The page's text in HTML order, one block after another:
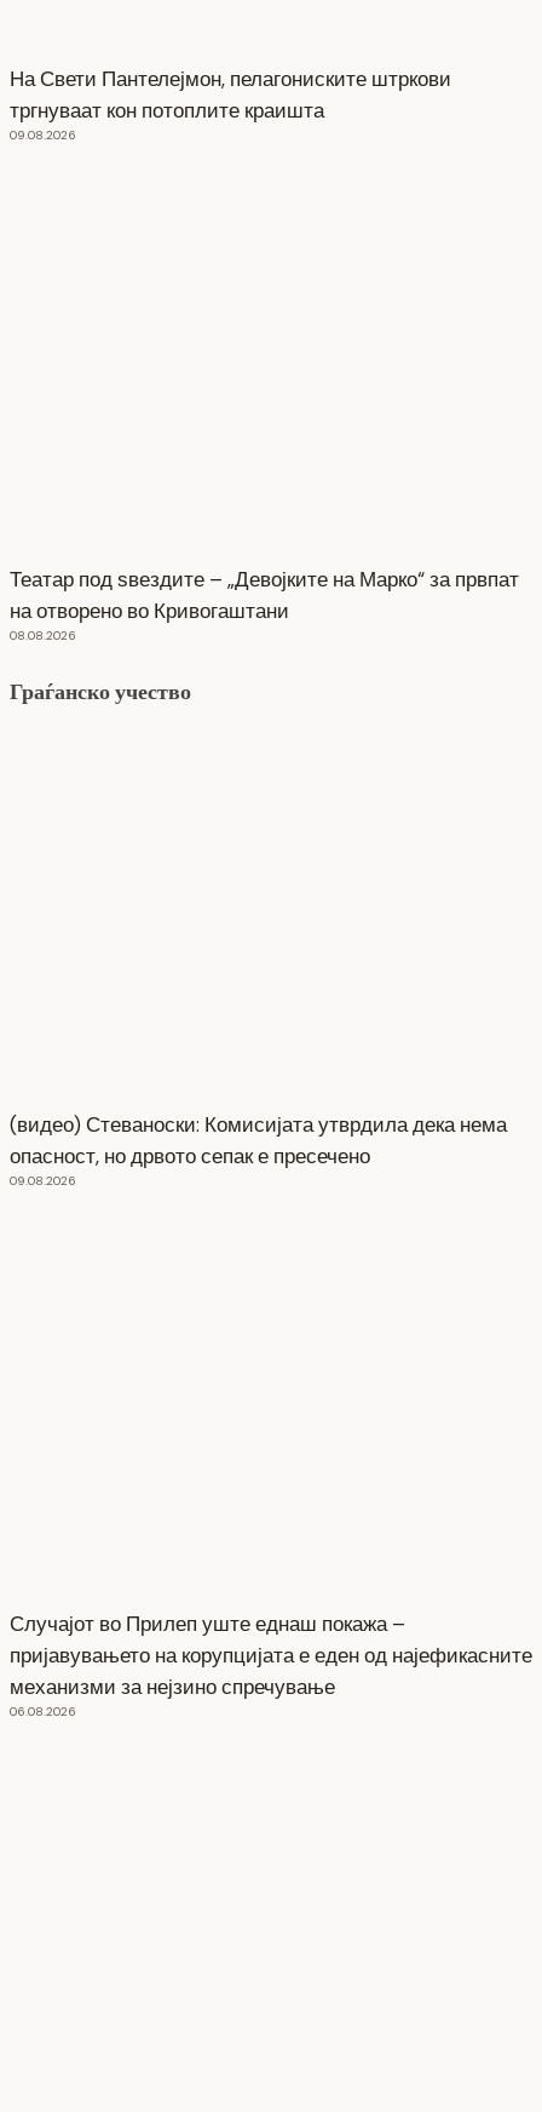
На Свети Пантелејмон, пелагониските штркови
тргнуваат кон потоплите краишта
09.08.2026
Театар под ѕвездите – „Девојките на Марко“ за првпат
на отворено во Кривогаштани
08.08.2026
Граѓанско учество
(видео) Стеваноски: Комисијата утврдила дека нема
опасност, но дрвото сепак е пресечено
09.08.2026
Случајот во Прилеп уште еднаш покажа –
пријавувањето на корупцијата е еден од најефикасните
механизми за нејзино спречување
06.08.2026